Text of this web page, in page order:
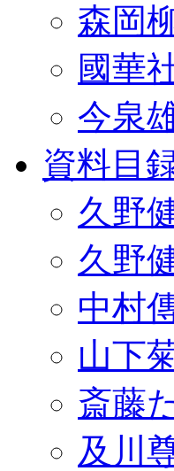
森岡
國華
今泉
資料目
久野
久野
中村
山下
斎藤
及川